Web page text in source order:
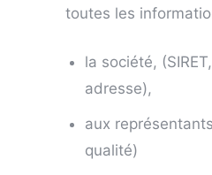
toutes les
la société,
adresse),
aux
qualité)